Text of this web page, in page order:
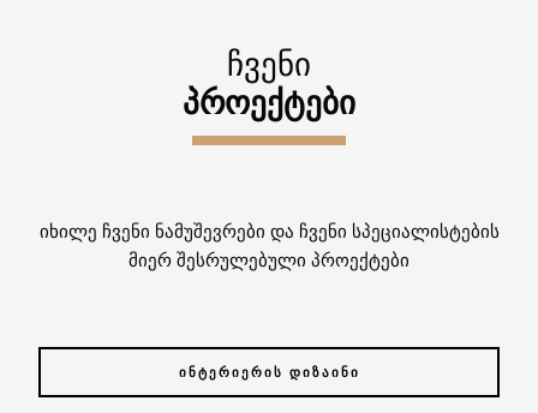
ᲩᲕᲔᲜᲘ
ᲞᲠᲝᲔᲥᲢᲔᲑᲘ
იხილე ჩვენი ნამუშევრები და ჩვენი სპეციალისტების
მიერ შესრულებული პროექტები
ᲘᲜᲢᲔᲠᲘᲔᲠᲘᲡ ᲓᲘᲖᲐᲘᲜᲘ